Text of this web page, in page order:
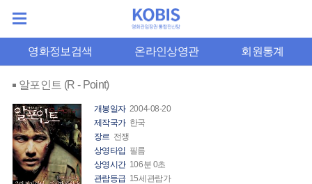
영화정보검색 온라인상영관 회원통계
알포인트 (R - Point)
개봉일자 2004-08-20
제작국가 한국
장르 전쟁
상영타입 필름
상영시간 106분 0초
관람등급 15세관람가